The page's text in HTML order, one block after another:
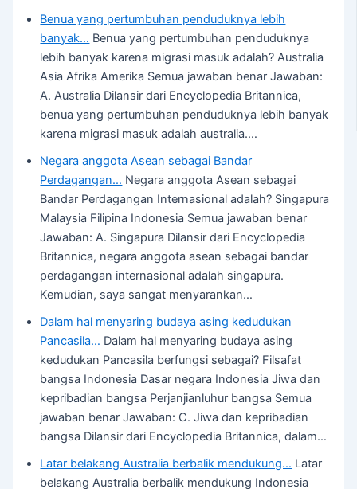
Benua yang pertumbuhan penduduknya lebih
banyak… Benua yang pertumbuhan penduduknya
lebih banyak karena migrasi masuk adalah? Australia
Asia Afrika Amerika Semua jawaban benar Jawaban:
A. Australia Dilansir dari Encyclopedia Britannica,
benua yang pertumbuhan penduduknya lebih banyak
karena migrasi masuk adalah australia.…
Negara anggota Asean sebagai Bandar
Perdagangan… Negara anggota Asean sebagai
Bandar Perdagangan Internasional adalah? Singapura
Malaysia Filipina Indonesia Semua jawaban benar
Jawaban: A. Singapura Dilansir dari Encyclopedia
Britannica, negara anggota asean sebagai bandar
perdagangan internasional adalah singapura.
Kemudian, saya sangat menyarankan…
Dalam hal menyaring budaya asing kedudukan
Pancasila… Dalam hal menyaring budaya asing
kedudukan Pancasila berfungsi sebagai? Filsafat
bangsa Indonesia Dasar negara Indonesia Jiwa dan
kepribadian bangsa Perjanjianluhur bangsa Semua
jawaban benar Jawaban: C. Jiwa dan kepribadian
bangsa Dilansir dari Encyclopedia Britannica, dalam…
Latar belakang Australia berbalik mendukung… Latar
belakang Australia berbalik mendukung Indonesia